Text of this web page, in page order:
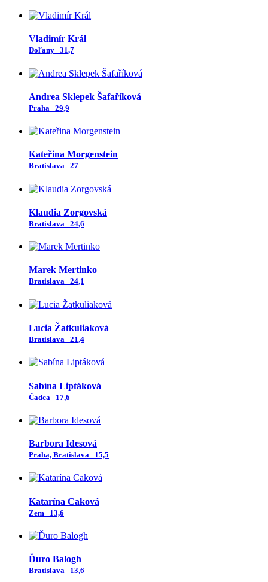
Vladimír Král
Doľany 31,7
Andrea Sklepek Šafaříková
Praha 29,9
Kateřina Morgenstein
Bratislava 27
Klaudia Zorgovská
Bratislava 24,6
Marek Mertinko
Bratislava 24,1
Lucia Žatkuliaková
Bratislava 21,4
Sabína Liptáková
Čadca 17,6
Barbora Idesová
Praha, Bratislava 15,5
Katarína Caková
Zem 13,6
Ďuro Balogh
Bratislava 13,6